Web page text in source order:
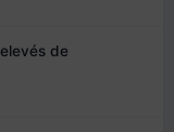
de